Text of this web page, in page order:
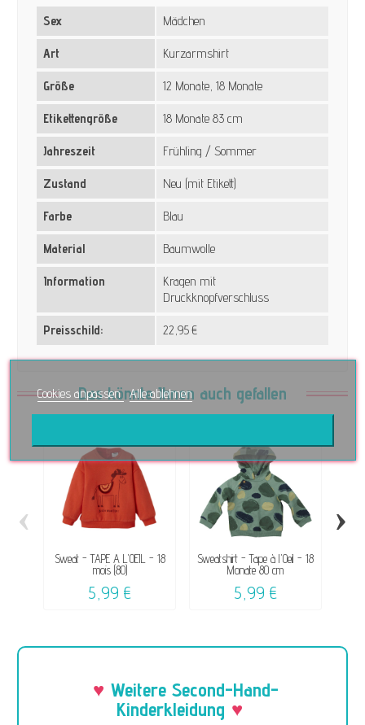
Sex Mädchen
Art Kurzarmshirt
Größe 12 Monate, 18 Monate
Etikettengröße 18 Monate 83 cm
Jahreszeit Frühling / Sommer
Zustand Neu (mit Etikett)
Farbe Blau
Material Baumwolle
Information
Kragen mit
Druckknopfverschluss
Preisschild: 22,95 €
Das könnte Ihnen auch gefallen
Sweat - TAPE A L'OEIL - 18
mois (80)
5,99 €
Sweatshirt - Tape à l'Oeil - 18
Monate 80 cm
5,99 €
‹ ›
Weitere Second-Hand-
Kinderkleidung
Cookies anpassen Alle ablehnen